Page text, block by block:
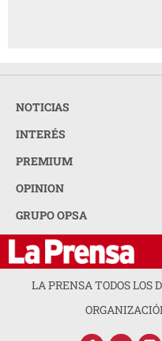
NOTICIAS
INTERÉS
PREMIUM
OPINION
GRUPO OPSA
LA PRENSA TODOS LOS